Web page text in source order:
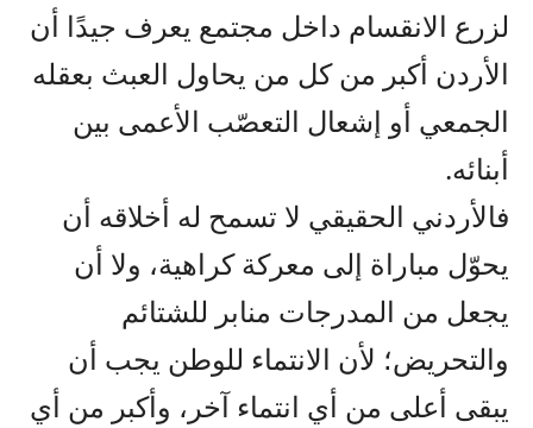
لزرع الانقسام داخل مجتمع يعرف جيدًا أن
الأردن أكبر من كل من يحاول العبث بعقله
الجمعي أو إشعال التعصّب الأعمى بين
أبنائه.
فالأردني الحقيقي لا تسمح له أخلاقه أن
يحوّل مباراة إلى معركة كراهية، ولا أن
يجعل من المدرجات منابر للشتائم
والتحريض؛ لأن الانتماء للوطن يجب أن
يبقى أعلى من أي انتماء آخر، وأكبر من أي